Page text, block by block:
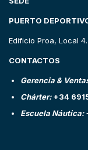
PUERTO
Edificio Proa, Local
CONTACTOS
Gerencia &
Chárter:+34
Escuela Náutica: